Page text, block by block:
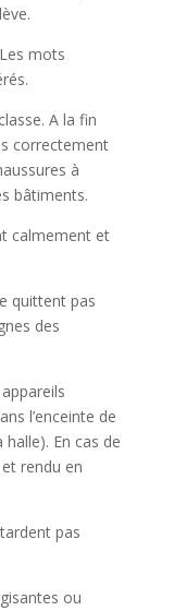
mots
A la fin
correctement
à
bâtiments.
calmement et
quittent pas
des
l’enceinte de
En cas de
rendu en
pas
ou